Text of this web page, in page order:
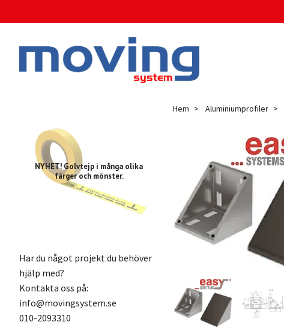
NYHET! Golvtejp i många olika
färger och mönster.
Har du något projekt du behöver
hjälp med?
Kontakta oss på:
info@movingsystem.se
010-2093310
Hem Aluminiumprofiler